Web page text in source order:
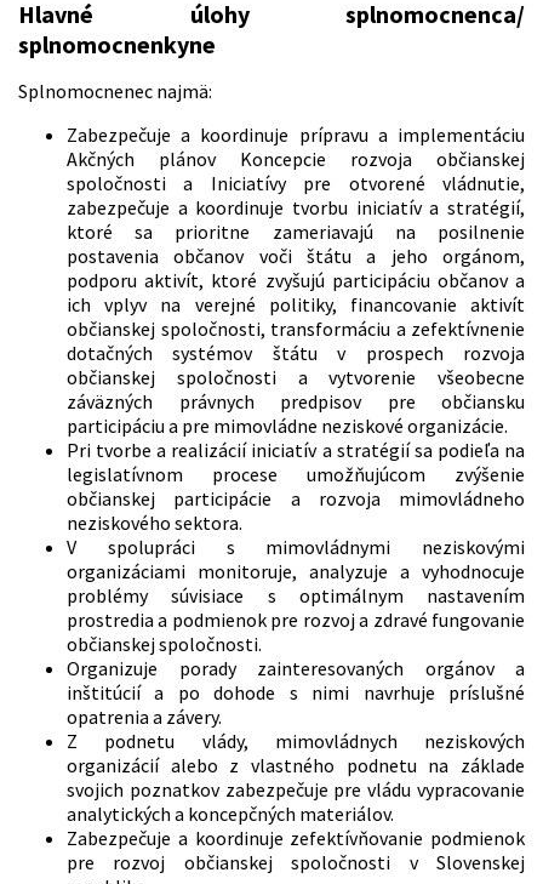
Hlavné úlohy splnomocnenca/
splnomocnenkyne
Splnomocnenec najmä:
Zabezpečuje a koordinuje prípravu a implementáciu
Akčných plánov Koncepcie rozvoja občianskej
spoločnosti a Iniciatívy pre otvorené vládnutie,
zabezpečuje a koordinuje tvorbu iniciatív a stratégií,
ktoré sa prioritne zameriavajú na posilnenie
postavenia občanov voči štátu a jeho orgánom,
podporu aktivít, ktoré zvyšujú participáciu občanov a
ich vplyv na verejné politiky, financovanie aktivít
občianskej spoločnosti, transformáciu a zefektívnenie
dotačných systémov štátu v prospech rozvoja
občianskej spoločnosti a vytvorenie všeobecne
záväzných právnych predpisov pre občiansku
participáciu a pre mimovládne neziskové organizácie.
Pri tvorbe a realizácií iniciatív a stratégií sa podieľa na
legislatívnom procese umožňujúcom zvýšenie
občianskej participácie a rozvoja mimovládneho
neziskového sektora.
V spolupráci s mimovládnymi neziskovými
organizáciami monitoruje, analyzuje a vyhodnocuje
problémy súvisiace s optimálnym nastavením
prostredia a podmienok pre rozvoj a zdravé fungovanie
občianskej spoločnosti.
Organizuje porady zainteresovaných orgánov a
inštitúcií a po dohode s nimi navrhuje príslušné
opatrenia a závery.
Z podnetu vlády, mimovládnych neziskových
organizácií alebo z vlastného podnetu na základe
svojich poznatkov zabezpečuje pre vládu vypracovanie
analytických a koncepčných materiálov.
Zabezpečuje a koordinuje zefektívňovanie podmienok
pre rozvoj občianskej spoločnosti v Slovenskej